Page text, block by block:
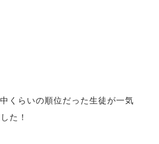
くらいの順位だった生徒が一気
た！